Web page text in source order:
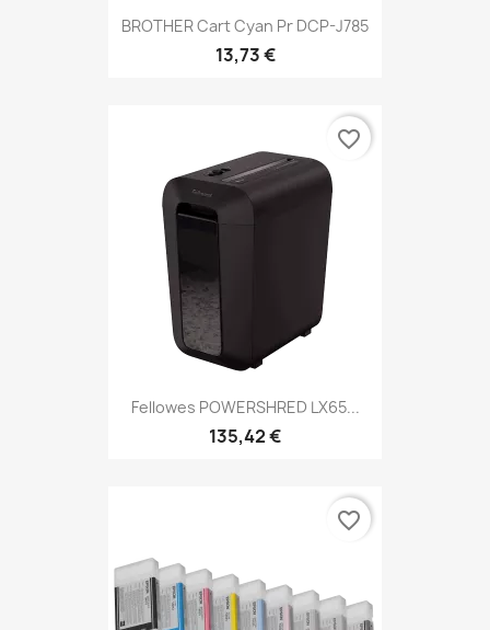
BROTHER Cart Cyan Pr DCP-J785
13,73 €
Fellowes POWERSHRED LX65...
135,42 €
favorite_border
favorite_border